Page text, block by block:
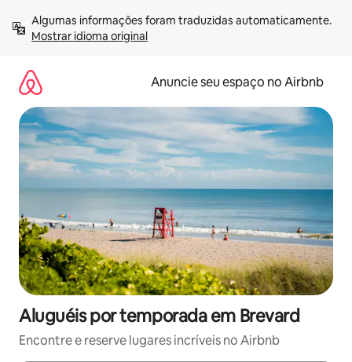
para
Mostrar idioma original
Anuncie seu espaço no Airbnb
Aluguéis por temporada em Brevard
Encontre e reserve lugares incríveis no Airbnb